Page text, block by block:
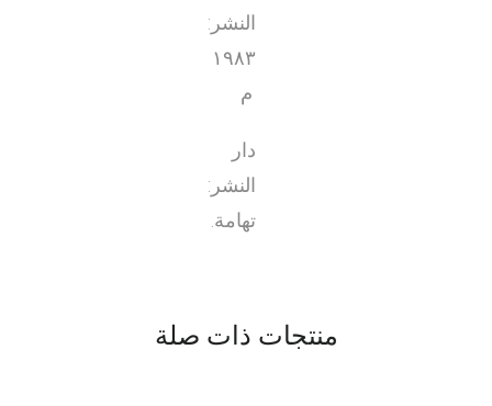
النشر:
١٩٨٣
م
دار
النشر:
تهامة.
منتجات ذات صلة